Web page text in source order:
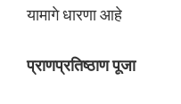
यामागे धारणा आहे
प्राणप्रतिष्ठाण पूजा